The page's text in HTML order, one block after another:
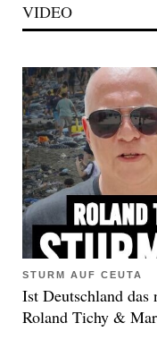
VIDEO
STURM AUF CEUTA
Ist Deutschland
Roland Tichy &